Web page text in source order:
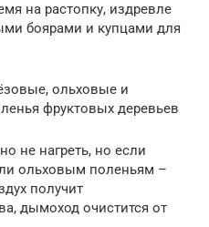
на растопку, издревле
боярами и купцами для
ольховые и
фруктовых деревьев
не нагреть, но если
ольховым поленьям –
получит
дымоход очистится от